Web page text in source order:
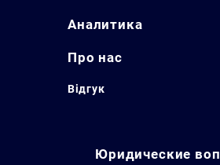
Аналитика
Про нас
Відгук
Юридические